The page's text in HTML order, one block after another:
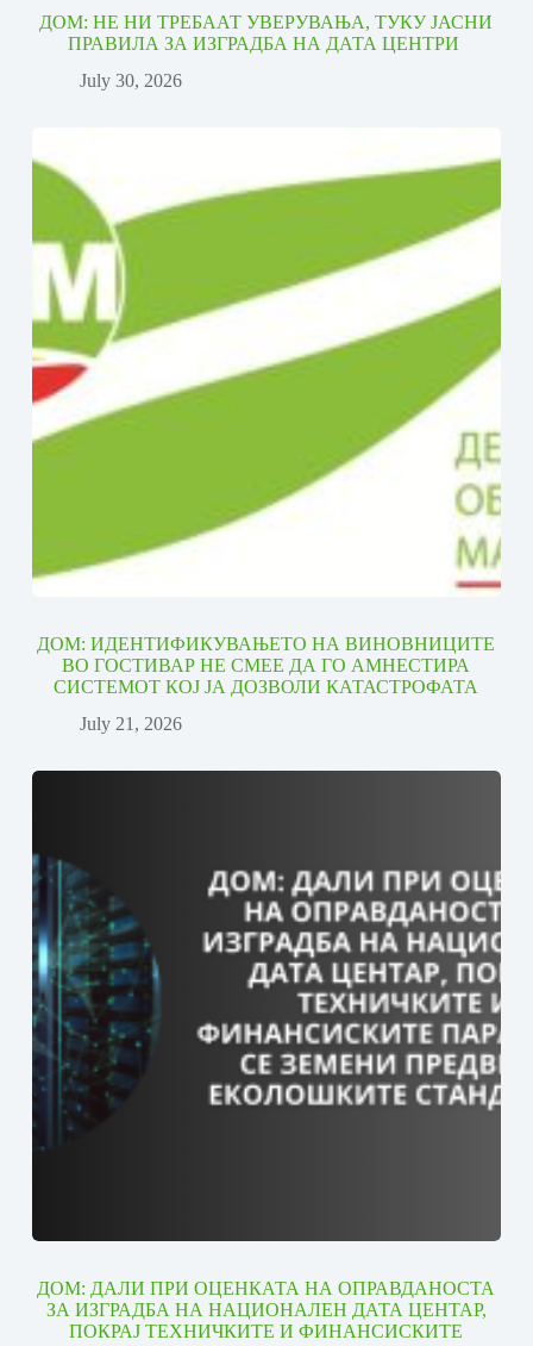
ДОМ: НЕ НИ ТРЕБААТ УВЕРУВАЊА, ТУКУ ЈАСНИ
ПРАВИЛА ЗА ИЗГРАДБА НА ДАТА ЦЕНТРИ
July 30, 2026
ДОМ: ИДЕНТИФИКУВАЊЕТО НА ВИНОВНИЦИТЕ
ВО ГОСТИВАР НЕ СМЕЕ ДА ГО АМНЕСТИРА
СИСТЕМОТ КОЈ ЈА ДОЗВОЛИ КАТАСТРОФАТА
July 21, 2026
ДОМ: ДАЛИ ПРИ ОЦЕНКАТА НА ОПРАВДАНОСТА
ЗА ИЗГРАДБА НА НАЦИОНАЛЕН ДАТА ЦЕНТАР,
ПОКРАЈ ТЕХНИЧКИТЕ И ФИНАНСИСКИТЕ